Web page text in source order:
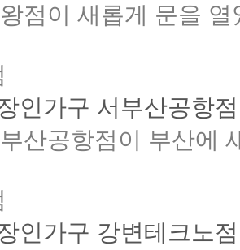
점이 새롭게 문을 열
인가구 서부산공항
산공항점이 부산에
인가구 강변테크노